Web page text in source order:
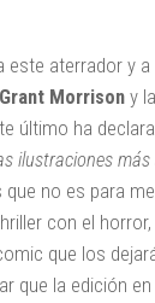
este aterrador y
Grant Morrison y
último ha
ilustraciones
que no es para
con el
que los
que la edición